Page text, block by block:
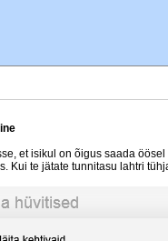
et isikul on õigus saada
Kui te jätate tunnitasu lahtri